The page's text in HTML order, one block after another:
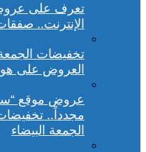
تعرف على
الإنترنت..
العروض على
عروض موقع
الجمعة البيضاء